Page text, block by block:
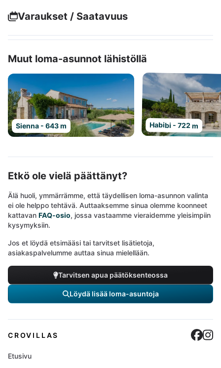
Varaukset / Saatavuus
Muut loma-asunnot lähistöllä
Sienna - 643 m Habibi - 722 m
Etkö ole vielä päättänyt?
Älä huoli, ymmärrämme, että täydellisen loma-asunnon valinta
ei ole helppo tehtävä. Auttaaksemme sinua olemme koonneet
kattavan FAQ-osio, jossa vastaamme vieraidemme yleisimpiin
kysymyksiin.
Jos et löydä etsimääsi tai tarvitset lisätietoja,
asiakaspalvelumme auttaa sinua mielellään.
Tarvitsen apua päätöksenteossa
Löydä lisää loma-asuntoja
CROVILLAS
Etusivu